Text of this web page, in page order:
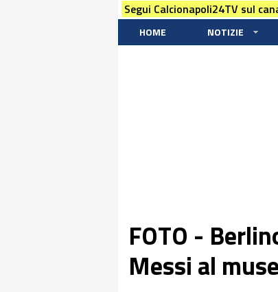
Segui Calcionapoli24TV sul
HOME NOTIZIE
FOTO -
Messi al